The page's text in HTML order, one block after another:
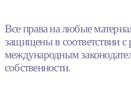
Все права на любые
защищены в соответствии с
международным
собственности.